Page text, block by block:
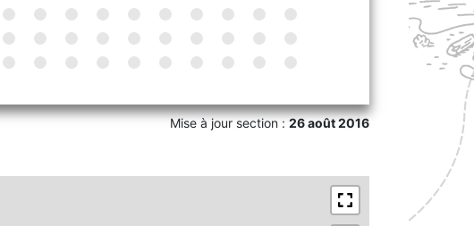
Mise à jour section :26 août 2016